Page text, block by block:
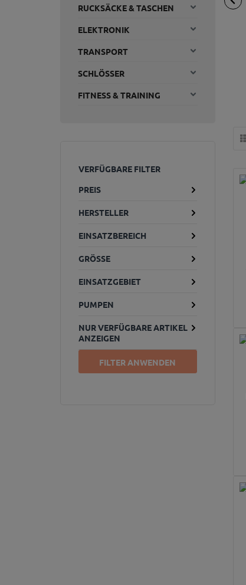
RUCKSÄCKE & TASCHEN
ELEKTRONIK
TRANSPORT
SCHLÖSSER
FITNESS & TRAINING
VERFÜGBARE FILTER
PREIS
HERSTELLER
EINSATZBEREICH
GRÖSSE
EINSATZGEBIET
PUMPEN
NUR VERFÜGBARE ARTIKEL
ANZEIGEN
FILTER ANWENDEN